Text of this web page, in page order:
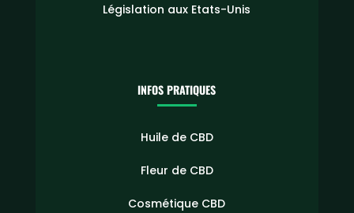
Législation aux Etats-Unis
INFOS PRATIQUES
Huile de CBD
Fleur de CBD
Cosmétique CBD